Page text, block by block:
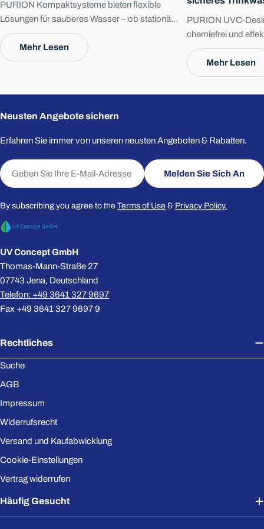
PURION Kompaktsysteme bieten flexible
Lösungen für sauberes Wasser – ob stationär,
mobil oder autark, stets mit UVC-Desinfektion
und mehrstufiger Filtration.
Mehr Lesen
PURION UVC-
chemiefrei und
Trinkwasser. Ob
Anwendungen –
wartungsarm und
Mehr Lesen
UV Concept GmbH
Thomas-Mann-Straße 27
07743 Jena, Deutschland
Telefon: +49 3641 327 9697
Fax +49 3641 327 9697 9
Rechtliches
Suche
AGB
Impressum
Widerrufsrecht
Versand und Kaufabwicklung
Cookie-Einstellungen
Vertrag widerrufen
Häufig Gesucht
Neusten Angebote sichern
Erfahren Sie immer von unseren neusten Angeboten & Rabatten.
E-
Mail
Melden Sie Sich An
By subscribing you agree to the Terms of Use & Privacy Policy.
Die mit * gekennzeichneten Felder sind Pflichtfelder.